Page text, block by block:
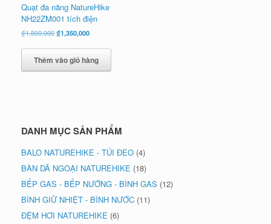
Quạt đa năng NatureHike
NH22ZM001 tích điện
₫1,500,000Giá
là:
₫1,500,000.
₫1,350,000Giá
tại
là:
₫1,350,000.
Thêm vào giỏ hàng
DANH MỤC SẢN PHẨM
BALO NATUREHIKE - TÚI ĐEO (4)
BÀN DÃ NGOẠI NATUREHIKE (18)
BẾP GAS - BẾP NƯỚNG - BÌNH GAS (12)
BÌNH GIỮ NHIỆT - BÌNH NƯỚC (11)
ĐỆM HƠI NATUREHIKE (6)